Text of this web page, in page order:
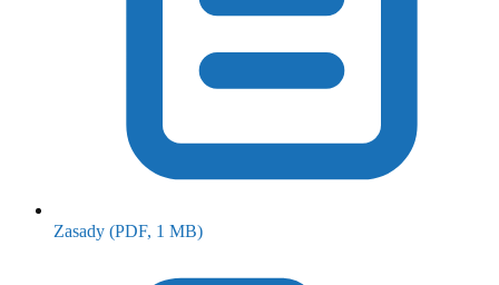
Zasady (PDF, 1 MB)(otwiera się w nowym oknie)